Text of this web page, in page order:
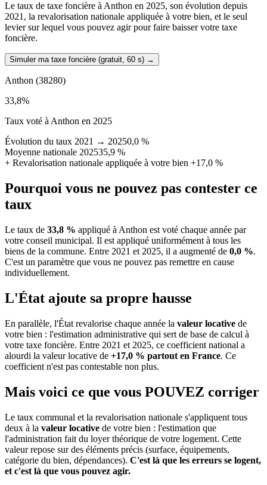
Le taux de taxe foncière à Anthon en 2025, son évolution depuis
2021, la revalorisation nationale appliquée à votre bien, et le seul
levier sur lequel vous pouvez agir pour faire baisser votre taxe
foncière.
Simuler ma taxe foncière (gratuit, 60 s) →
Anthon (38280)
33,8%
Taux voté à Anthon en 2025
Évolution du taux 2021 → 20250,0 %
Moyenne nationale 202535,9 %
+ Revalorisation nationale appliquée à votre bien +17,0 %
Pourquoi vous ne pouvez pas contester ce
taux
Le taux de 33,8 % appliqué à Anthon est voté chaque année par
votre conseil municipal. Il est appliqué uniformément à tous les
biens de la commune. Entre 2021 et 2025, il a augmenté de 0,0 %.
C'est un paramètre que vous ne pouvez pas remettre en cause
individuellement.
L'État ajoute sa propre hausse
En parallèle, l'État revalorise chaque année la valeur locative de
votre bien : l'estimation administrative qui sert de base de calcul à
votre taxe foncière. Entre 2021 et 2025, ce coefficient national a
alourdi la valeur locative de +17,0 % partout en France. Ce
coefficient n'est pas contestable non plus.
Mais voici ce que vous POUVEZ corriger
Le taux communal et la revalorisation nationale s'appliquent tous
deux à la valeur locative de votre bien : l'estimation que
l'administration fait du loyer théorique de votre logement. Cette
valeur repose sur des éléments précis (surface, équipements,
catégorie du bien, dépendances). C'est là que les erreurs se logent,
et c'est là que vous pouvez agir.